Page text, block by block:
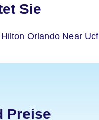
Sie
Orlando Near Ucf
Preise